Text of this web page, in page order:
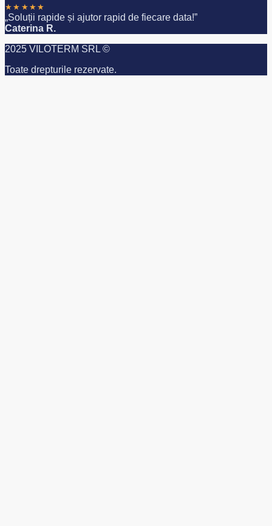
★★★★★
„Soluții rapide și ajutor rapid de fiecare data!”
Caterina R.
2025 VILOTERM SRL ©
Toate drepturile rezervate.